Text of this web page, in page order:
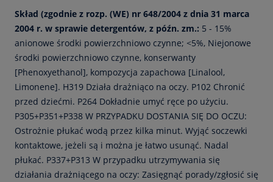
Skład (zgodnie z rozp. (WE) nr 648/2004 z dnia 31 marca
2004 r. w sprawie detergentów, z późn. zm.: 5 - 15%
anionowe środki powierzchniowo czynne; <5%, Niejonowe
środki powierzchniowo czynne, konserwanty
[Phenoxyethanol], kompozycja zapachowa [Linalool,
Limonene]. H319 Działa drażniąco na oczy. P102 Chronić
przed dziećmi. P264 Dokładnie umyć ręce po użyciu.
P305+P351+P338 W PRZYPADKU DOSTANIA SIĘ DO OCZU:
Ostrożnie płukać wodą przez kilka minut. Wyjąć soczewki
kontaktowe, jeżeli są i można je łatwo usunąć. Nadal
płukać. P337+P313 W przypadku utrzymywania się
działania drażniącego na oczy: Zasięgnąć porady/zgłosić się